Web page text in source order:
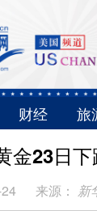
财经 旅
金23日下
来源： 新